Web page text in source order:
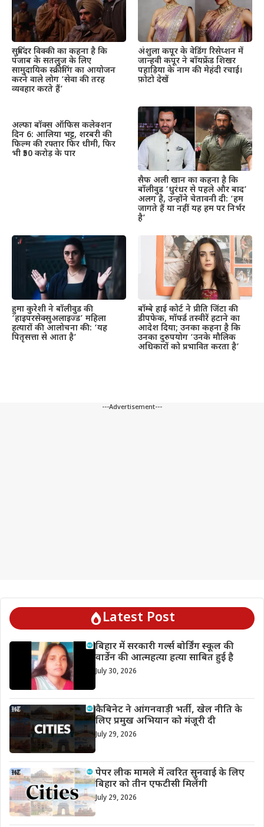
सुबिंदर विक्की का कहना है कि
पंजाब के सतलुज के लिए
सामुदायिक स्क्रीनिंग का आयोजन
करने वाले लोग ‘सेवा की तरह
व्यवहार करते हैं’
अंशुला कपूर के वेडिंग रिसेप्शन में
जान्हवी कपूर ने बॉयफ्रेंड शिखर
पहाड़िया के नाम की मेहंदी रचाई।
फ़ोटो देखें
अल्फा बॉक्स ऑफिस कलेक्शन
दिन 6: आलिया भट्ट, शरबरी की
फिल्म की रफ्तार फिर धीमी, फिर
भी ₹50 करोड़ के पार
सैफ अली खान का कहना है कि
बॉलीवुड ‘धुरंधर से पहले और बाद’
अलग है, उन्होंने चेतावनी दी: ‘हम
जागते हैं या नहीं यह हम पर निर्भर
है’
हुमा कुरेशी ने बॉलीवुड की
‘हाइपरसेक्सुअलाइज्ड’ महिला
हत्यारों की आलोचना की: ‘यह
पितृसत्ता से आता है’
बॉम्बे हाई कोर्ट ने प्रीति जिंटा की
डीपफेक, मॉर्फ्ड तस्वीरें हटाने का
आदेश दिया; उनका कहना है कि
उनका दुरुपयोग ‘उनके मौलिक
अधिकारों को प्रभावित करता है’
---Advertisement---
Latest Post
बिहार में सरकारी गर्ल्स बोर्डिंग स्कूल की
वार्डेन की आत्महत्या हत्या साबित हुई है
July 30, 2026
कैबिनेट ने आंगनवाड़ी भर्ती, खेल नीति के
लिए प्रमुख अभियान को मंजूरी दी
July 29, 2026
पेपर लीक मामले में त्वरित सुनवाई के लिए
बिहार को तीन एफटीसी मिलेंगी
July 29, 2026